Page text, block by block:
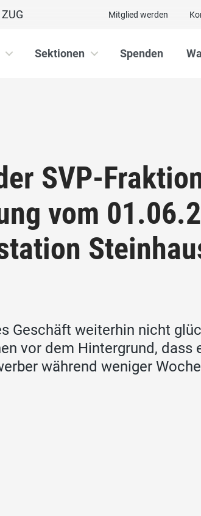
Mitglied werden
Sektionen Spenden
SVP-
vom
Geschäft weiterhin nicht
vor dem Hintergrund, dass
während weniger